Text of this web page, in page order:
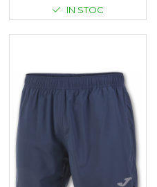
IN STOC